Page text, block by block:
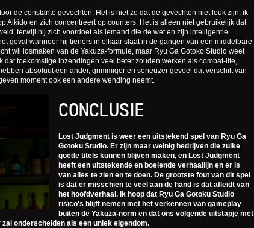
de constante gevechten. Het is niet zo dat de gevechten niet leuk zijn: ik
Aikido en zich concentreert op counters. Het is alleen niet gebruikelijk dat
terwijl hij zich voordoet als iemand die de wet en zijn intelligentie
geval wanneer hij tieners in elkaar slaat in de gangen van een middelbare
wil losmaken van de Yakuza-formule, maar Ryu Ga Gotoko Studio weet
dat toekomstige inzendingen veel beter zouden werken als combat-lite,
absoluut een ander, grimmiger en serieuzer gevoel dat verschilt van
moment ook een andere wending neemt.
CONCLUSIE
Lost Judgment is weer een uitstekend spel van Ryu Ga
Gotoku Studio. Er zijn maar weinig bedrijven die zulke
goede titels kunnen blijven maken, en Lost Judgment
heeft een uitstekende en boeiende verhaallijn en er is
van alles te zien en te doen. De grootste fout van dit spel
is dat er misschien te veel aan de hand is dat afleidt van
het hoofdverhaal. Ik hoop dat Ryu Ga Gotoku Studio
risico's blijft nemen met het verkennen van gameplay
buiten de Yakuza-norm en dat ons volgende uitstapje met
onderscheiden als een uniek eigendom.